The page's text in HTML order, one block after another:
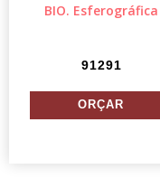
BIO. Esferográfica
91291